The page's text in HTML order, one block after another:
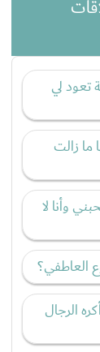
تعود لي
ما زالت
وأنا لا
العاطفي؟
الرجال